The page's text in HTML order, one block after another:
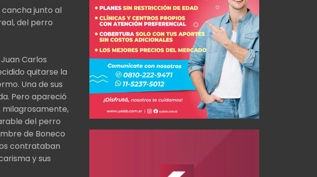
junto al
del perro
Carlos
quitarse la
Una de sus
Pero apareció
milagrosamente,
del perro
de Boneco
contrataban
y sus